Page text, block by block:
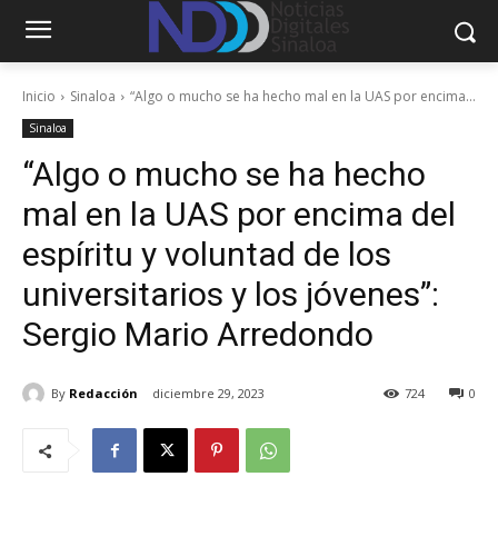
Inicio Sinaloa “Algo o mucho se ha hecho mal en la UAS por encima...
Sinaloa
“Algo o mucho se ha hecho
mal en la UAS por encima del
espíritu y voluntad de los
universitarios y los jóvenes”:
Sergio Mario Arredondo
By Redacción diciembre 29, 2023 0
724